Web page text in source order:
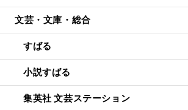
文芸・文庫・総合
すばる
小説すばる
集英社 文芸ステーション